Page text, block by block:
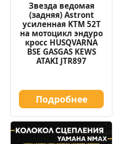
Звезда ведомая
(задняя) Astront
усиленная KTM 52Т
на мотоцикл эндуро
кросс HUSQVARNA
BSE GASGAS KEWS
ATAKI JTR897
Подробнее